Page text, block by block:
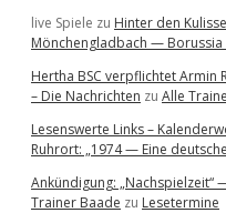
live Spiele zu Hinter den
Mönchengladbach —
Hertha BSC verpflichtet Armin
– Die Nachrichten zu Alle
Lesenswerte Links –
Ruhrort: „1974 — Eine
Ankündigung: „Nachspielzeit“
Trainer Baade zu Lesetermine